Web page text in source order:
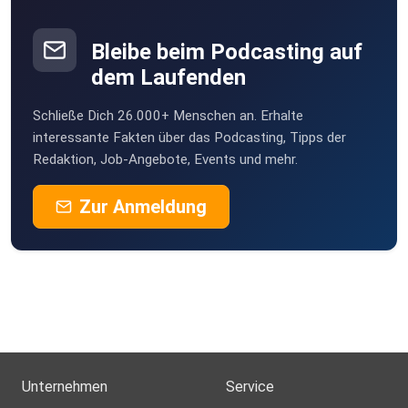
IBAN: DE40 8506 0000 1010 7380 26
BIC: GENODEF1PR2
Verwendungszweck: apolut
Buxtehude
Annemaria
Wehr
München
drberti
R_M: Bisch
Bleibe beim Podcasting auf
dem Laufenden
Schließe Dich 26.000+ Menschen an. Erhalte
interessante Fakten über das Podcasting, Tipps der
Redaktion, Job-Angebote, Events und mehr.
Zur Anmeldung
Unternehmen Service